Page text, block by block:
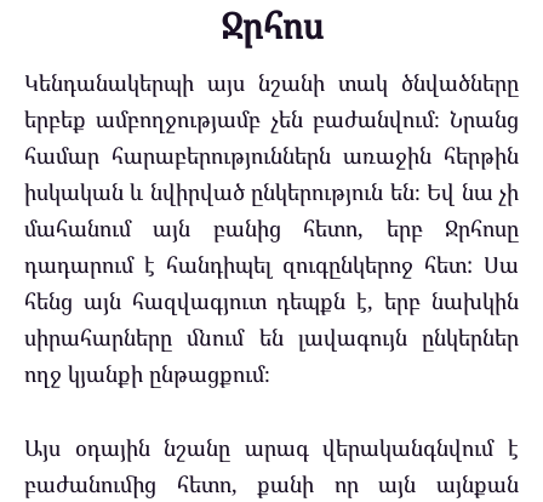
Ջրհոս
Կենդանակերպի այս նշանի տակ ծնվածները
երբեք ամբողջությամբ չեն բաժանվում։ Նրանց
համար հարաբերություններն առաջին հերթին
իսկական և նվիրված ընկերություն են։ Եվ նա չի
մահանում այն ​​բանից հետո, երբ Ջրհոսը
դադարում է հանդիպել զուգընկերոջ հետ: Սա
հենց այն հազվագյուտ դեպքն է, երբ նախկին
սիրահարները մնում են լավագույն ընկերներ
ողջ կյանքի ընթացքում։
Այս օդային նշանը արագ վերականգնվում է
բաժանումից հետո, քանի որ այն այնքան